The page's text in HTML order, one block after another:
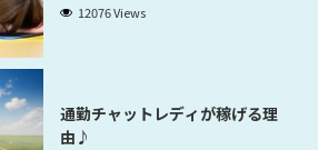
12076 Views
通勤チャットレディが稼げる理
由♪